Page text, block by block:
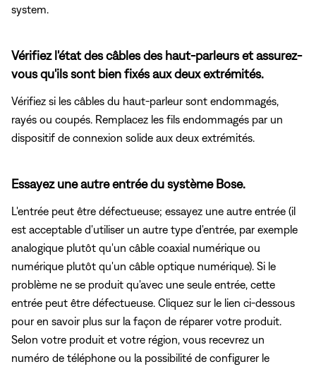
system.
Vérifiez l'état des câbles des haut-parleurs et assurez-
vous qu'ils sont bien fixés aux deux extrémités.
Vérifiez si les câbles du haut-parleur sont endommagés,
rayés ou coupés. Remplacez les fils endommagés par un
dispositif de connexion solide aux deux extrémités.
Essayez une autre entrée du système Bose.
L'entrée peut être défectueuse; essayez une autre entrée (il
est acceptable d'utiliser un autre type d'entrée, par exemple
analogique plutôt qu'un câble coaxial numérique ou
numérique plutôt qu'un câble optique numérique). Si le
problème ne se produit qu'avec une seule entrée, cette
entrée peut être défectueuse. Cliquez sur le lien ci-dessous
pour en savoir plus sur la façon de réparer votre produit.
Selon votre produit et votre région, vous recevrez un
numéro de téléphone ou la possibilité de configurer le